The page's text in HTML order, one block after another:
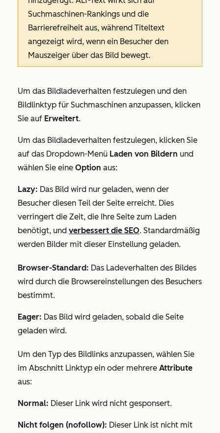
Suchmaschinen-Rankings und die
Barrierefreiheit aus, während Titeltext
angezeigt wird, wenn ein Besucher den
Mauszeiger über das Bild bewegt.
Um das Bildladeverhalten festzulegen und den
Bildlinktyp für Suchmaschinen anzupassen, klicken
Sie auf Erweitert.
Um das Bildladeverhalten festzulegen, klicken Sie
auf das Dropdown-Menü Laden von Bildern und
wählen Sie eine Option aus:
Lazy: Das Bild wird nur geladen, wenn der
Besucher diesen Teil der Seite erreicht. Dies
verringert die Zeit, die Ihre Seite zum Laden
benötigt, und verbessert die SEO. Standardmäßig
werden Bilder mit dieser Einstellung geladen.
Browser-Standard: Das Ladeverhalten des Bildes
wird durch die Browsereinstellungen des Besuchers
bestimmt.
Eager: Das Bild wird geladen, sobald die Seite
geladen wird.
Um den Typ des Bildlinks anzupassen, wählen Sie
im Abschnitt Linktyp ein oder mehrere Attribute
aus:
Normal: Dieser Link wird nicht gesponsert.
Nicht folgen (nofollow): Dieser Link ist nicht mit